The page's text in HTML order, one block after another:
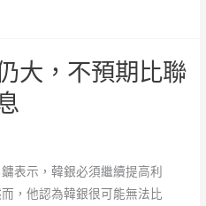
大，不預期比聯
表示，韓銀必須繼續提高利
，他認為韓銀很可能無法比